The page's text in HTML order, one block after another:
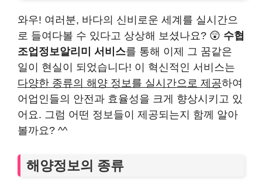
와우! 여러분, 바다의 신비로운 세계를 실시간으
로 들여다볼 수 있다고 상상해 보셨나요? 😲 수협
조업정보알리미 서비스를 통해 이제 그 꿈같은
일이 현실이 되었습니다! 이 혁신적인 서비스는
다양한 종류의 해양 정보를 실시간으로 제공하여
어업인들의 안전과 효율성을 크게 향상시키고 있
어요. 그럼 어떤 정보들이 제공되는지 함께 알아
볼까요? ^^
해양정보의 종류